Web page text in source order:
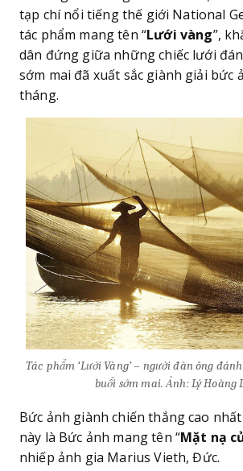
tạp chí nổi tiếng thế giới National
tác phẩm mang tên “Lưới vàng”,
dân đứng giữa những chiếc lưới
sớm mai đã xuất sắc giành giải bức
tháng.
Tác phẩm ‘Lưới Vàng’ – người đàn ông
buổi sớm mai. Ảnh: Lý Hoàng
Bức ảnh giành chiến thắng cao
này là Bức ảnh mang tên “Mặt nạ
nhiếp ảnh gia Marius Vieth, Đức.